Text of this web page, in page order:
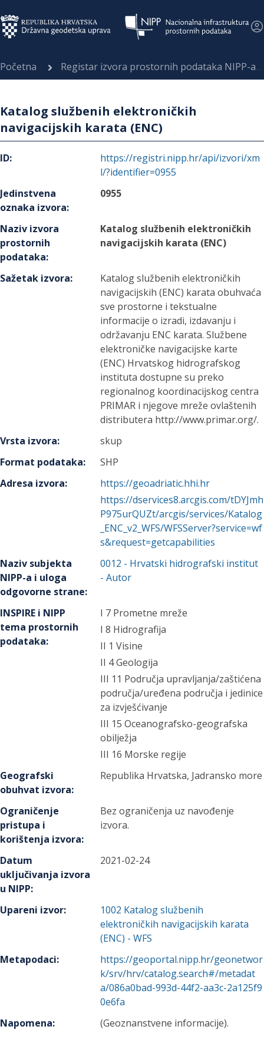
Početna Registar izvora prostornih podataka NIPP-a
Katalog službenih elektroničkih
navigacijskih karata (ENC)
ID:
https://registri.nipp.hr/api/izvori/xm
l/?identifier=0955
Jedinstvena
oznaka izvora:
0955
Naziv izvora
prostornih
podataka:
Katalog službenih elektroničkih
navigacijskih karata (ENC)
Sažetak izvora:
Katalog službenih elektroničkih
navigacijskih (ENC) karata obuhvaća
sve prostorne i tekstualne
informacije o izradi, izdavanju i
održavanju ENC karata. Službene
elektroničke navigacijske karte
(ENC) Hrvatskog hidrografskog
instituta dostupne su preko
regionalnog koordinacijskog centra
PRIMAR i njegove mreže ovlaštenih
distributera http://www.primar.org/.
Vrsta izvora:
skup
Format podataka:
SHP
Adresa izvora:
https://geoadriatic.hhi.hr
https://dservices8.arcgis.com/tDYJmh
P975urQUZt/arcgis/services/Katalog
_ENC_v2_WFS/WFSServer?service=wf
s&request=getcapabilities
Naziv subjekta
NIPP-a i uloga
odgovorne strane:
0012 - Hrvatski hidrografski institut
- Autor
INSPIRE i NIPP
tema prostornih
podataka:
I 7 Prometne mreže
I 8 Hidrografija
II 1 Visine
II 4 Geologija
III 11 Područja upravljanja/zaštićena
područja/uređena područja i jedinice
za izvješćivanje
III 15 Oceanografsko-geografska
obilježja
III 16 Morske regije
Geografski
obuhvat izvora:
Republika Hrvatska, Jadransko more
Ograničenje
pristupa i
korištenja izvora:
Bez ograničenja uz navođenje
izvora.
Datum
uključivanja izvora
u NIPP:
2021-02-24
Upareni izvor: 1002 Katalog službenih
elektroničkih navigacijskih karata
(ENC) - WFS
Metapodaci:
https://geoportal.nipp.hr/geonetwor
k/srv/hrv/catalog.search#/metadat
a/086a0bad-993d-44f2-aa3c-2a125f9
0e6fa
Napomena: (Geoznanstvene informacije).